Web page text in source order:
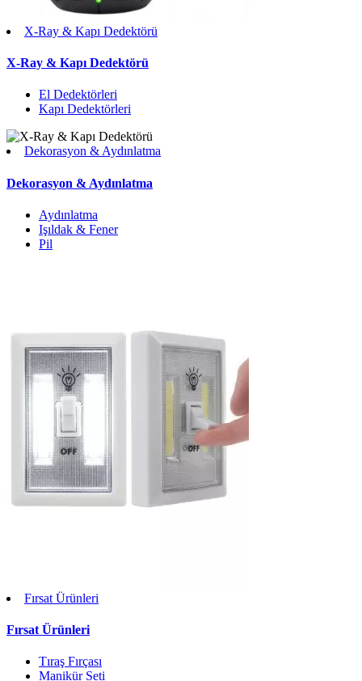
X-Ray & Kapı Dedektörü
X-Ray & Kapı Dedektörü
El Dedektörleri
Kapı Dedektörleri
Dekorasyon & Aydınlatma
Dekorasyon & Aydınlatma
Aydınlatma
Işıldak & Fener
Pil
Fırsat Ürünleri
Fırsat Ürünleri
Tıraş Fırçası
Manikür Seti